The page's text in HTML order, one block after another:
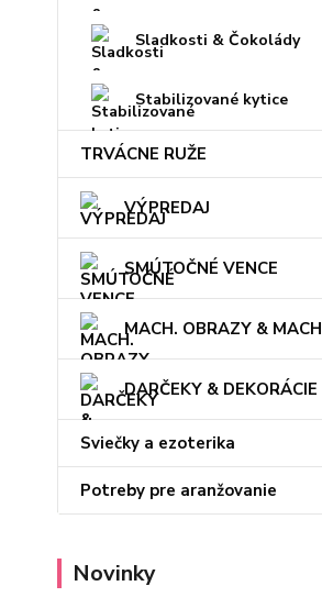
Sladkosti & Čokolády
Stabilizované kytice
TRVÁCNE RUŽE
VÝPREDAJ
SMÚTOČNÉ VENCE
MACH. OBRAZY & MACH
DARČEKY & DEKORÁCIE
Sviečky a ezoterika
Potreby pre aranžovanie
Novinky